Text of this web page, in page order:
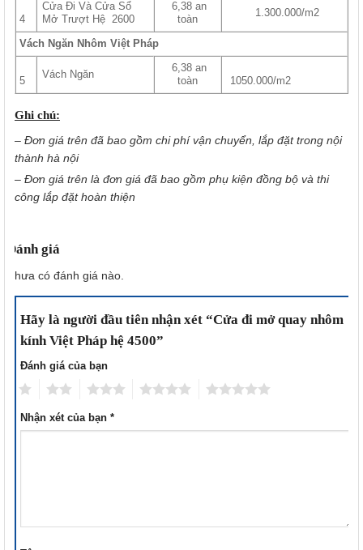
4
Cửa Đi Và Cửa Sổ
Mở Trượt Hệ 2600
6,38 an
toàn
1.300.000/m2
Vách Ngăn Nhôm Việt Pháp
5
Vách Ngăn
6,38 an
toàn
1050.000/m2
Ghi chú:
– Đơn giá trên đã bao gồm chi phí vận chuyển, lắp đặt trong nội
thành hà nội
– Đơn giá trên là đơn giá đã bao gồm phụ kiện đồng bộ và thi
công lắp đặt hoàn thiện
Đánh giá
Chưa có đánh giá nào.
Hãy là người đầu tiên nhận xét “Cửa đi mở quay nhôm
kính Việt Pháp hệ 4500”
Đánh giá của bạn
Nhận xét của bạn *